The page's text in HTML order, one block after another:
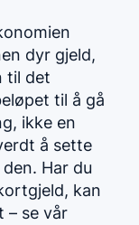
dyr gjeld,
til det
til å gå
ikke en
å sette
Har du
kan
se vår